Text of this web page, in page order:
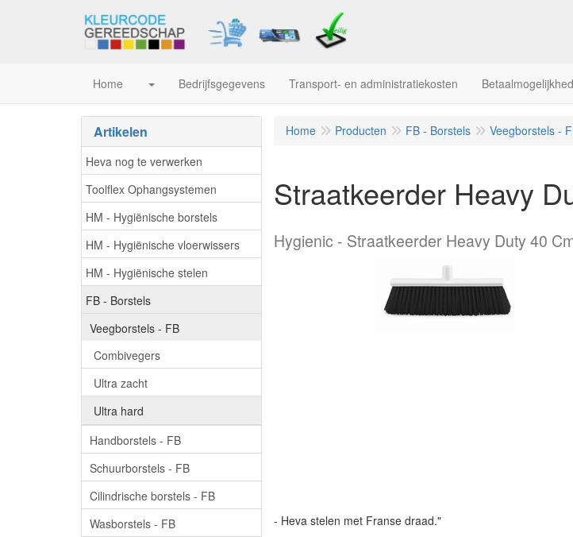
Home Bedrijfsgegevens Transport- en administratiekosten
Artikelen
Heva nog te verwerken
Toolflex Ophangsystemen
HM - Hygiënische borstels
HM - Hygiënische vloerwissers
HM - Hygiënische stelen
FB - Borstels
Veegborstels - FB
Combivegers
Ultra zacht
Ultra hard
Handborstels - FB
Schuurborstels - FB
Cilindrische borstels - FB
Wasborstels - FB
Home Producten FB - Borstels Veegborstels -
Straatkeerder Heavy
Hygienic - Straatkeerder Heavy Duty 40
- Heva stelen met Franse draad."